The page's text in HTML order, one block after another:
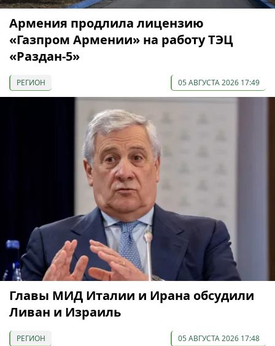
Армения продлила лицензию
«Газпром Армении» на работу ТЭЦ
«Раздан-5»
РЕГИОН 05 АВГУСТА 2026 17:49
Главы МИД Италии и Ирана обсудили
Ливан и Израиль
РЕГИОН 05 АВГУСТА 2026 17:48